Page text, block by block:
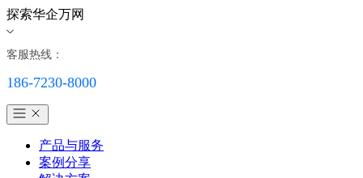
探索华企万网
客服热线：
186-7230-8000
产品与服务
案例分享